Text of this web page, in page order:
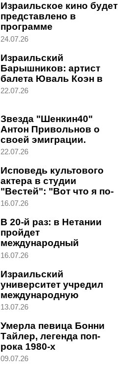
Израильское кино будет
представлено в
программе
Венецианского
24.07.26
Израильский
Барышников: артист
балета Юваль Коэн в
поразительном
22.07.26
Звезда "Шенкин40"
Антон Привольнов о
своей эмиграции.
Интервью в студии
22.07.26
Исповедь культового
актера в студии
"Вестей": "Вот что я по-
настоящему люблю"
16.07.26
В 20-й раз: в Нетании
пройдет
международный
фестиваль детских
16.07.26
Израильский
университет учредил
международную
литературную премию
13.07.26
Умерла певица Бонни
Тайлер, легенда поп-
рока 1980-х
09.07.26